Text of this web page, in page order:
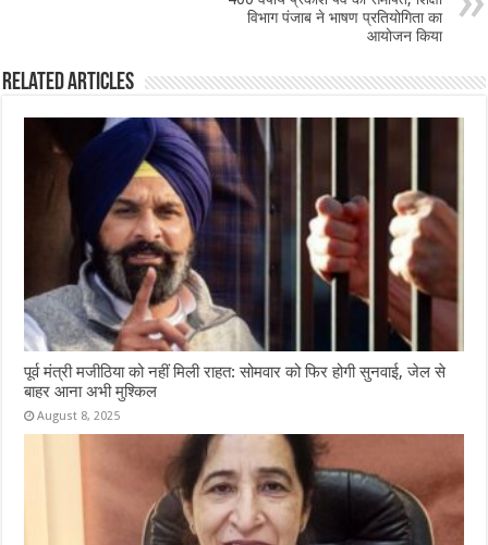
विभाग पंजाब ने भाषण प्रतियोगिता का
आयोजन किया
Related Articles
पूर्व मंत्री मजीठिया को नहीं मिली राहत: सोमवार को फिर होगी सुनवाई, जेल से
बाहर आना अभी मुश्किल
August 8, 2025